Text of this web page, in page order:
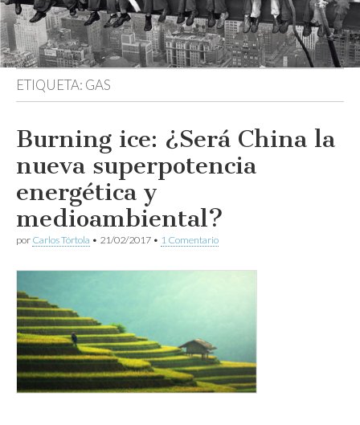
ETIQUETA: GAS
Burning ice: ¿Será China la
nueva superpotencia
energética y
medioambiental?
por Carlos Tórtola • 21/02/2017 • 1 Comentario